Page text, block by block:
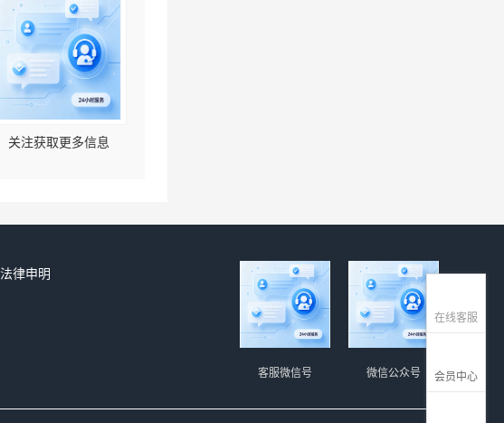
在线客服
会员中心
关注获取更多信息
法律申明
微信公众号
客服微信号